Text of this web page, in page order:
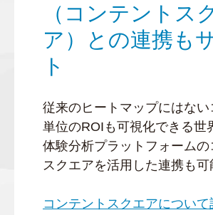
（コンテントス
ア）との連携も
ト
従来のヒートマップにはない
単位のROIも可視化できる世
体験分析プラットフォームの
スクエアを活用した連携も可
コンテントスクエアについて